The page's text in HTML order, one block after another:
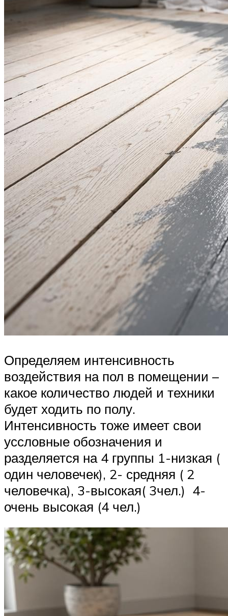
Определяем интенсивность
воздействия на пол в помещении –
какое количество людей и техники
будет ходить по полу.
Интенсивность тоже имеет свои
уссловные обозначения и
разделяется на 4 группы 1-низкая (
один человечек), 2- средняя ( 2
человечка), 3-высокая( 3чел.) 4-
очень высокая (4 чел.)